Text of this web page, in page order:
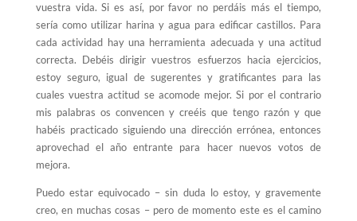
vuestra vida. Si es así, por favor no perdáis más el tiempo,
sería como utilizar harina y agua para edificar castillos. Para
cada actividad hay una herramienta adecuada y una actitud
correcta. Debéis dirigir vuestros esfuerzos hacia ejercicios,
estoy seguro, igual de sugerentes y gratificantes para las
cuales vuestra actitud se acomode mejor. Si por el contrario
mis palabras os convencen y creéis que tengo razón y que
habéis practicado siguiendo una dirección errónea, entonces
aprovechad el año entrante para hacer nuevos votos de
mejora.
Puedo estar equivocado – sin duda lo estoy, y gravemente
creo, en muchas cosas – pero de momento este es el camino